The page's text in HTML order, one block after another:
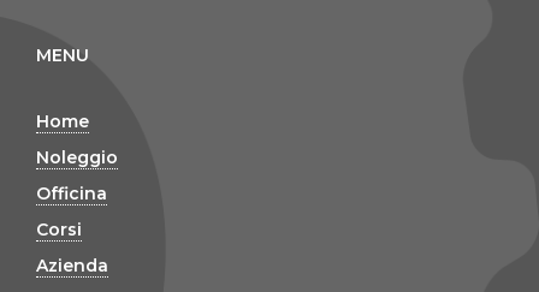
MENU
Home
Noleggio
Officina
Corsi
Azienda